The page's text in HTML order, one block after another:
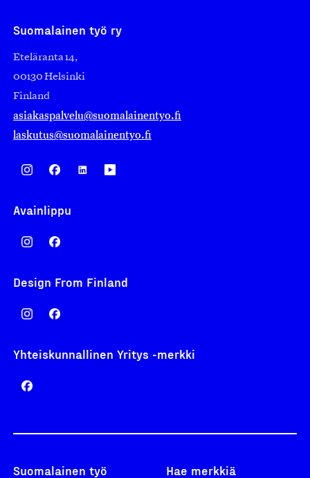
Suomalainen työ ry
Eteläranta 14,
00130 Helsinki
Finland
asiakaspalvelu@suomalainentyo.fi
laskutus@suomalainentyo.fi
Avainlippu
Design From Finland
Yhteiskunnallinen Yritys -merkki
Suomalainen työ Hae merkkiä